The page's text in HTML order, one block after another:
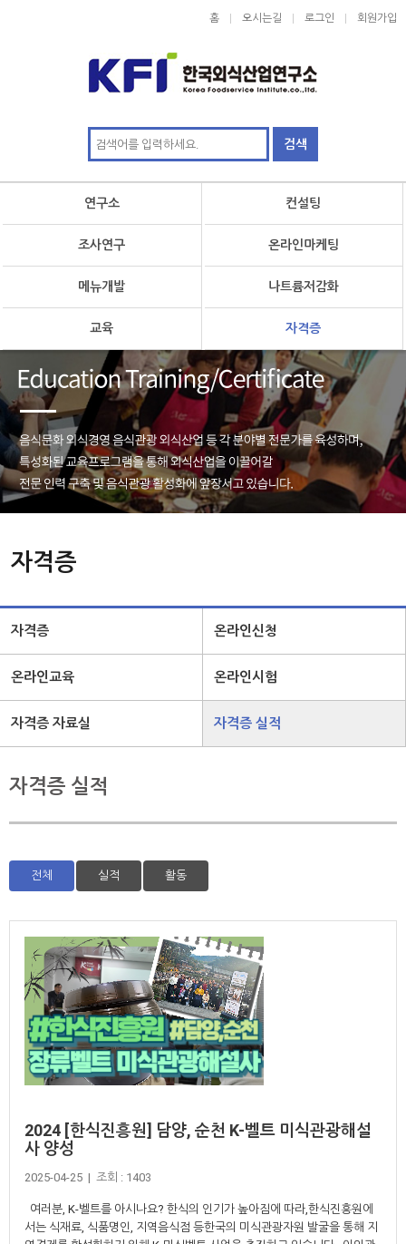
홈 오시는길 로그인 회원가입
연구소 컨설팅
조사연구 온라인마케팅
메뉴개발 나트륨저감화
교육 자격증
자격증
자격증 온라인신청
온라인교육 온라인시험
자격증 자료실 자격증 실적
자격증 실적
전체 실적 활동
2024 [한식진흥원] 담양, 순천 K-벨트 미식관광해설
사 양성
2025-04-25 | 조회 : 1403
여러분, K-벨트를 아시나요? 한식의 인기가 높아짐에 따라,한식진흥원에
서는 식재료, 식품명인, 지역음식점 등한국의 미식관광자원 발굴을 통해 지